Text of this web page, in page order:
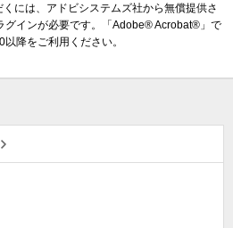
には、アドビシステムズ社から無償提供さ
グインが必要です。「Adobe® Acrobat®」で
降をご利用ください。